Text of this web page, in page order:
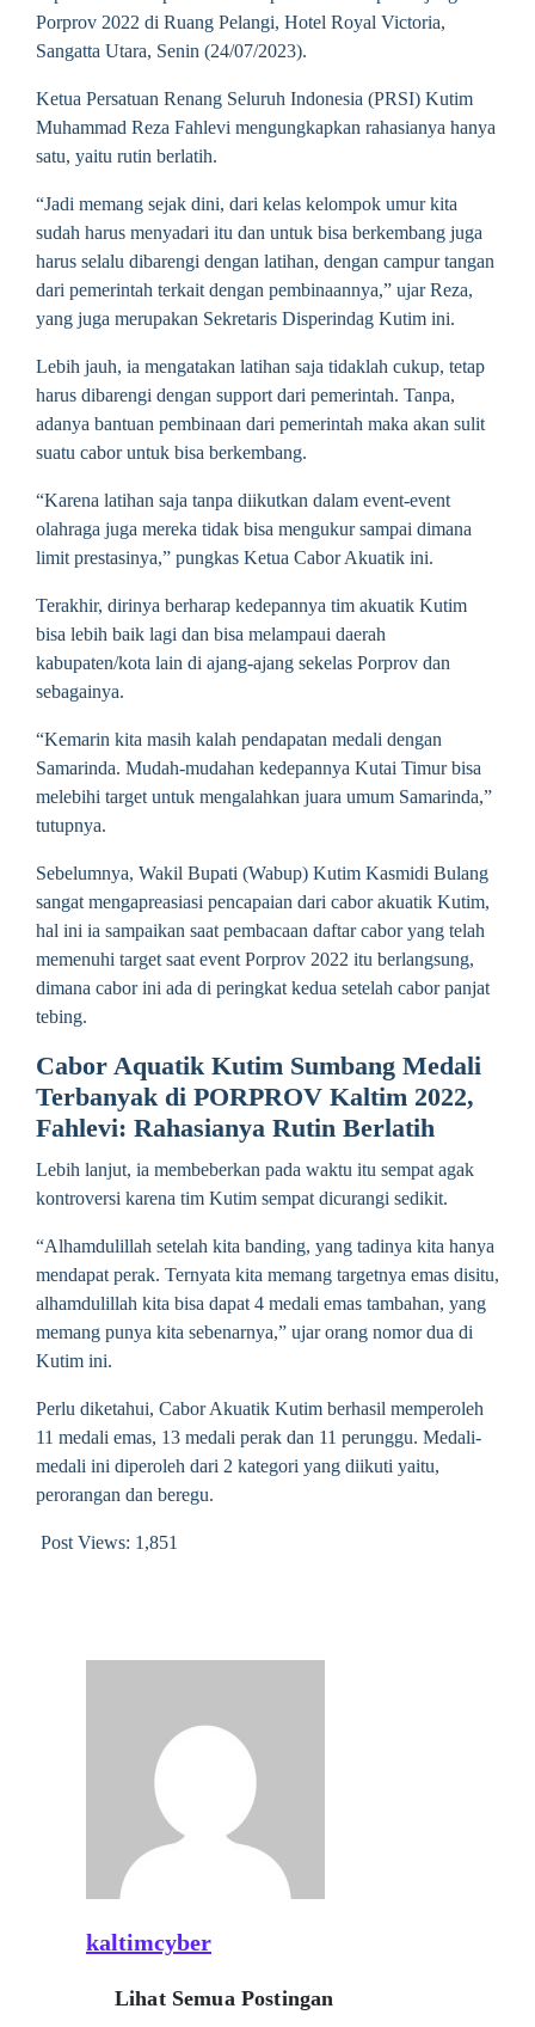
Porprov 2022 di Ruang Pelangi, Hotel Royal Victoria,
Sangatta Utara, Senin (24/07/2023).
Ketua Persatuan Renang Seluruh Indonesia (PRSI) Kutim
Muhammad Reza Fahlevi mengungkapkan rahasianya hanya
satu, yaitu rutin berlatih.
“Jadi memang sejak dini, dari kelas kelompok umur kita
sudah harus menyadari itu dan untuk bisa berkembang juga
harus selalu dibarengi dengan latihan, dengan campur tangan
dari pemerintah terkait dengan pembinaannya,” ujar Reza,
yang juga merupakan Sekretaris Disperindag Kutim ini.
Lebih jauh, ia mengatakan latihan saja tidaklah cukup, tetap
harus dibarengi dengan support dari pemerintah. Tanpa,
adanya bantuan pembinaan dari pemerintah maka akan sulit
suatu cabor untuk bisa berkembang.
“Karena latihan saja tanpa diikutkan dalam event-event
olahraga juga mereka tidak bisa mengukur sampai dimana
limit prestasinya,” pungkas Ketua Cabor Akuatik ini.
Terakhir, dirinya berharap kedepannya tim akuatik Kutim
bisa lebih baik lagi dan bisa melampaui daerah
kabupaten/kota lain di ajang-ajang sekelas Porprov dan
sebagainya.
“Kemarin kita masih kalah pendapatan medali dengan
Samarinda. Mudah-mudahan kedepannya Kutai Timur bisa
melebihi target untuk mengalahkan juara umum Samarinda,”
tutupnya.
Sebelumnya, Wakil Bupati (Wabup) Kutim Kasmidi Bulang
sangat mengapreasiasi pencapaian dari cabor akuatik Kutim,
hal ini ia sampaikan saat pembacaan daftar cabor yang telah
memenuhi target saat event Porprov 2022 itu berlangsung,
dimana cabor ini ada di peringkat kedua setelah cabor panjat
tebing.
Cabor Aquatik Kutim Sumbang Medali
Terbanyak di PORPROV Kaltim 2022,
Fahlevi: Rahasianya Rutin Berlatih
Lebih lanjut, ia membeberkan pada waktu itu sempat agak
kontroversi karena tim Kutim sempat dicurangi sedikit.
“Alhamdulillah setelah kita banding, yang tadinya kita hanya
mendapat perak. Ternyata kita memang targetnya emas disitu,
alhamdulillah kita bisa dapat 4 medali emas tambahan, yang
memang punya kita sebenarnya,” ujar orang nomor dua di
Kutim ini.
Perlu diketahui, Cabor Akuatik Kutim berhasil memperoleh
11 medali emas, 13 medali perak dan 11 perunggu. Medali-
medali ini diperoleh dari 2 kategori yang diikuti yaitu,
perorangan dan beregu.
Post Views: 1,851
kaltimcyber
Lihat Semua Postingan